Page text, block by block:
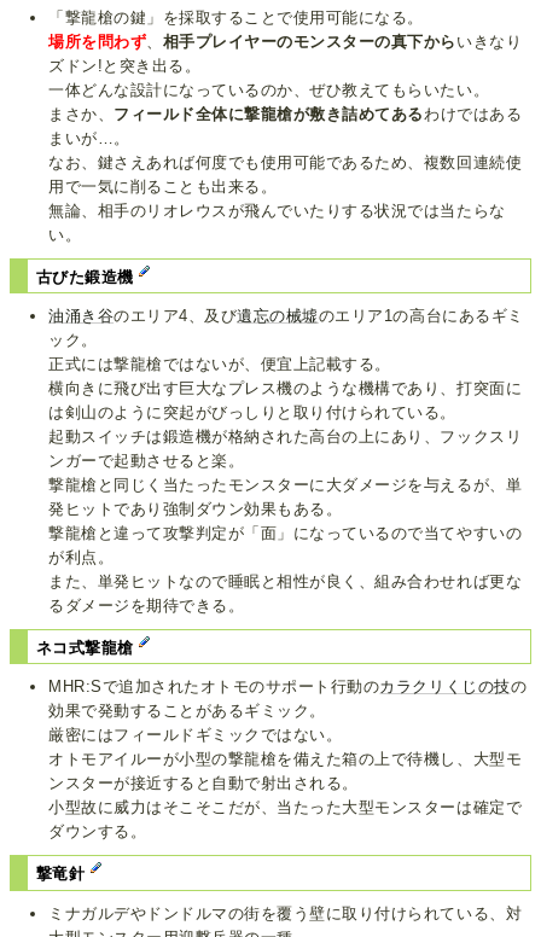
「撃龍槍の鍵」を採取することで使用可能になる。
場所を問わず
相手プレイヤーのモンスターの真下から いきなり
ズドン!と突き出る。
一体どんな設計になっているのか、ぜひ教えてもらいたい。
まさか、 フィールド全体に撃龍槍が敷き詰めてある わけではある
まいが…。
なお、鍵さえあれば何度でも使用可能であるため、複数回連続使
用で一気に削ることも出来る。
無論、相手のリオレウスが飛んでいたりする状況では当たらな
い。
古びた鍛造機
油涌き谷のエリア4、及び遺忘の械墟のエリア1の高台にあるギミ
ック。
正式には撃龍槍ではないが、便宜上記載する。
横向きに飛び出す巨大なプレス機のような機構であり、打突面に
は剣山のように突起がびっしりと取り付けられている。
起動スイッチは鍛造機が格納された高台の上にあり、フックスリ
ンガーで起動させると楽。
撃龍槍と同じく当たったモンスターに大ダメージを与えるが、単
発ヒットであり強制ダウン効果もある。
撃龍槍と違って攻撃判定が「面」になっているので当てやすいの
が利点。
また、単発ヒットなので睡眠と相性が良く、組み合わせれば更な
るダメージを期待できる。
ネコ式撃龍槍
MHR:Sで追加されたオトモのサポート行動のカラクリくじの技の
効果で発動することがあるギミック。
厳密にはフィールドギミックではない。
オトモアイルーが小型の撃龍槍を備えた箱の上で待機し、大型モ
ンスターが接近すると自動で射出される。
小型故に威力はそこそこだが、当たった大型モンスターは確定で
ダウンする。
撃竜針
ミナガルデやドンドルマの街を覆う壁に取り付けられている、対